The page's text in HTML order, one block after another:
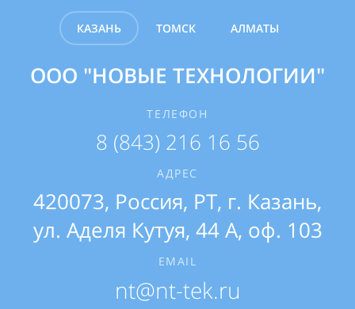
КАЗАНЬ ТОМСК АЛМАТЫ
ООО "НОВЫЕ ТЕХНОЛОГИИ"
ТЕЛЕФОН
8 (843) 216 16 56
АДРЕС
420073, Россия, РТ, г. Казань,
ул. Аделя Кутуя, 44 А, оф. 103
EMAIL
nt@nt-tek.ru
ООО "ИМПУЛЬС"
(обособленное
подразделение)
ТЕЛЕФОН
8 (843) 216 16 56
АДРЕС
634021, Россия, г. Томск, ул.
Сибирская, 83 Б, оф. 86
ТОО "ENERGY CONSULTING
EXPERT"
ТЕЛЕФОН
7 (727) 346 62 20
АДРЕС
050057, Казахстан, Алматы, ул.
Казыбек Би, д. 65/107 офис
409